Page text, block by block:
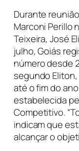
Durante
Marconi Perillo
Teixeira, José
julho, Goiás
número desde
segundo Eliton,
até o fim do
estabelecida
Competitivo.
indicam que
alcançar o